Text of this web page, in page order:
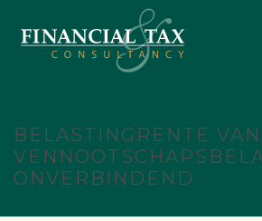
BELASTINGRENTE
ONVERBINDEND